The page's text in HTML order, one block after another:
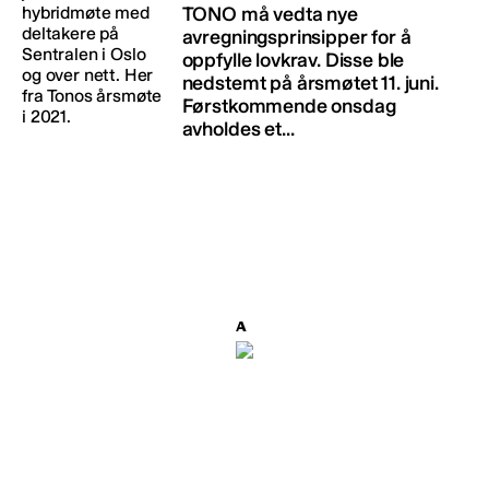
TONO må vedta nye
avregningsprinsipper for å
oppfylle lovkrav. Disse ble
nedstemt på årsmøtet 11. juni.
Førstkommende onsdag
avholdes et...